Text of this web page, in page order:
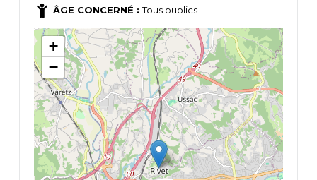
ÂGE CONCERNÉ :Tous publics
+
−